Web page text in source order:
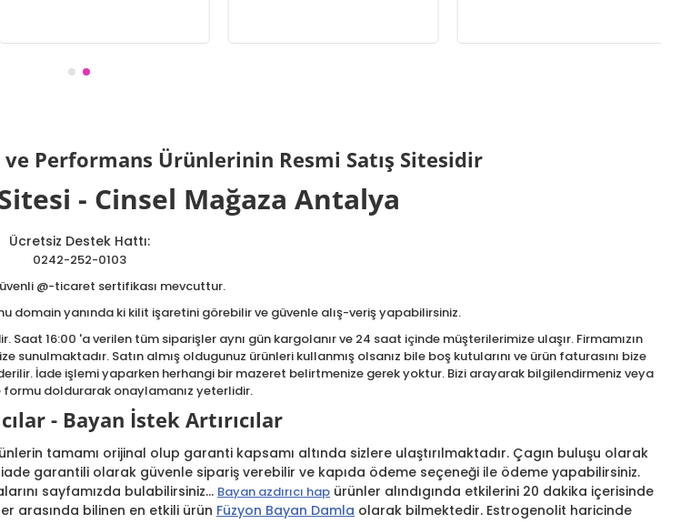
Performans Ürünlerinin Resmi Satış Sitesidir
- Cinsel Mağaza Antalya
Ücretsiz Destek Hattı:
0242-252-0103
@-ticaret sertifikası mevcuttur.
domain yanında ki kilit işaretini görebilir ve güvenle alış-veriş yapabilirsiniz.
16:00 'a verilen tüm siparişler aynı gün kargolanır ve 24 saat içinde müşterilerimize ulaşır. Firmamızın
sunulmaktadır. Satın almış oldugunuz ürünleri kullanmış olsanız bile boş kutularını ve ürün faturasını bize
İade işlemi yaparken herhangi bir mazeret belirtmenize gerek yoktur. Bizi arayarak bilgilendirmeniz veya
formu doldurarak onaylamanız yeterlidir.
- Bayan İstek Artırıcılar
tamamı orijinal olup garanti kapsamı altında sizlere ulaştırılmaktadır. Çagın buluşu olarak
iade garantili olarak güvenle sipariş verebilir ve kapıda ödeme seçeneği ile ödeme yapabilirsiniz.
sayfamızda bulabilirsiniz... Bayan azdırıcı hap ürünler alındıgında etkilerini 20 dakika içerisinde
arasında bilinen en etkili ürün Füzyon Bayan Damla olarak bilmektedir. Estrogenolit haricinde